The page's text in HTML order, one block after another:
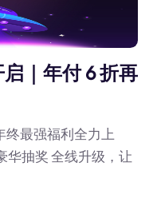
｜年付 6 折再
终最强福利全力上
华抽奖 全线升级，让